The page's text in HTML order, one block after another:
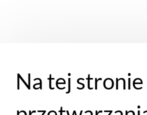
Na tej